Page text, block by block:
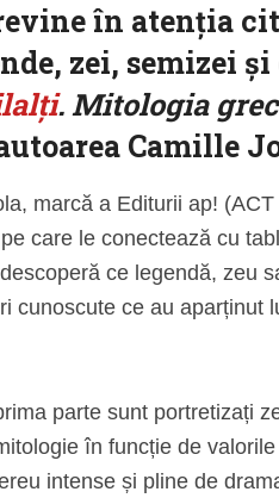
în atenția
zei, semizei
. Mitologia
Camille
marcă a Editurii ap!
care le conectează cu
ce legendă, zeu
cunoscute ce au aparținut
parte sunt portretizați
în funcție de
intense și pline de